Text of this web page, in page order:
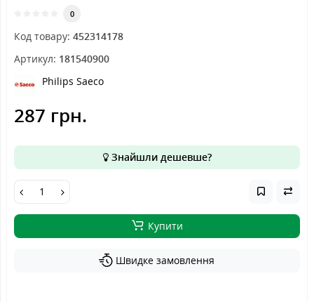
0
Код товару: 452314178
Артикул: 181540900
Philips Saeco
287 грн.
Знайшли дешевше?
Купити
Швидке замовлення